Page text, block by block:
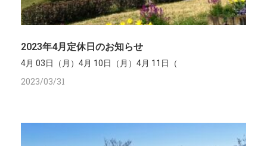
2023年4月定休日のお知らせ
4月 03日（月）4月 10日（月）4月 11日（
2023/03/31